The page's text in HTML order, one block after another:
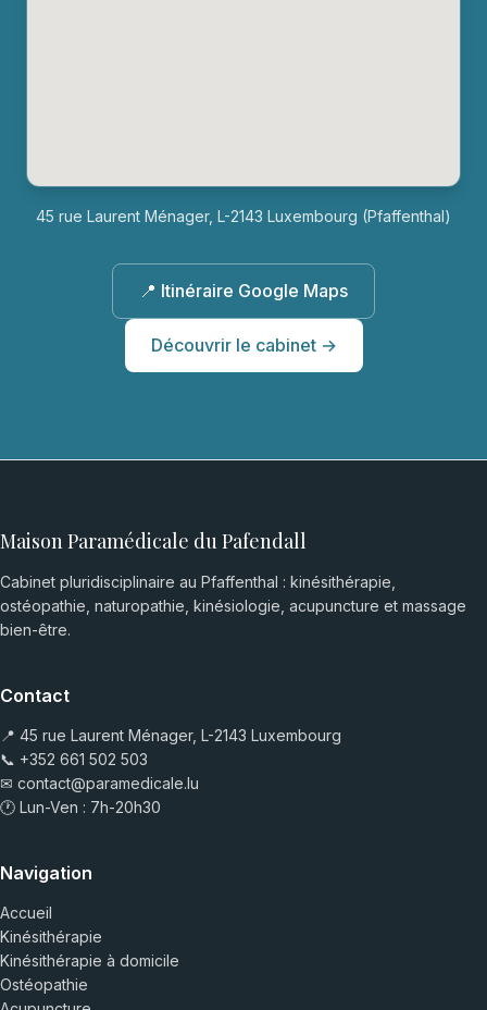
45 rue Laurent Ménager, L-2143 Luxembourg (Pfaffenthal)
📍 Itinéraire Google Maps
Découvrir le cabinet →
Maison Paramédicale du Pafendall
Cabinet pluridisciplinaire au Pfaffenthal : kinésithérapie,
ostéopathie, naturopathie, kinésiologie, acupuncture et massage
bien-être.
Contact
📍 45 rue Laurent Ménager, L-2143 Luxembourg
📞 +352 661 502 503
✉ contact@paramedicale.lu
🕐 Lun-Ven : 7h-20h30
Navigation
Accueil
Kinésithérapie
Kinésithérapie à domicile
Ostéopathie